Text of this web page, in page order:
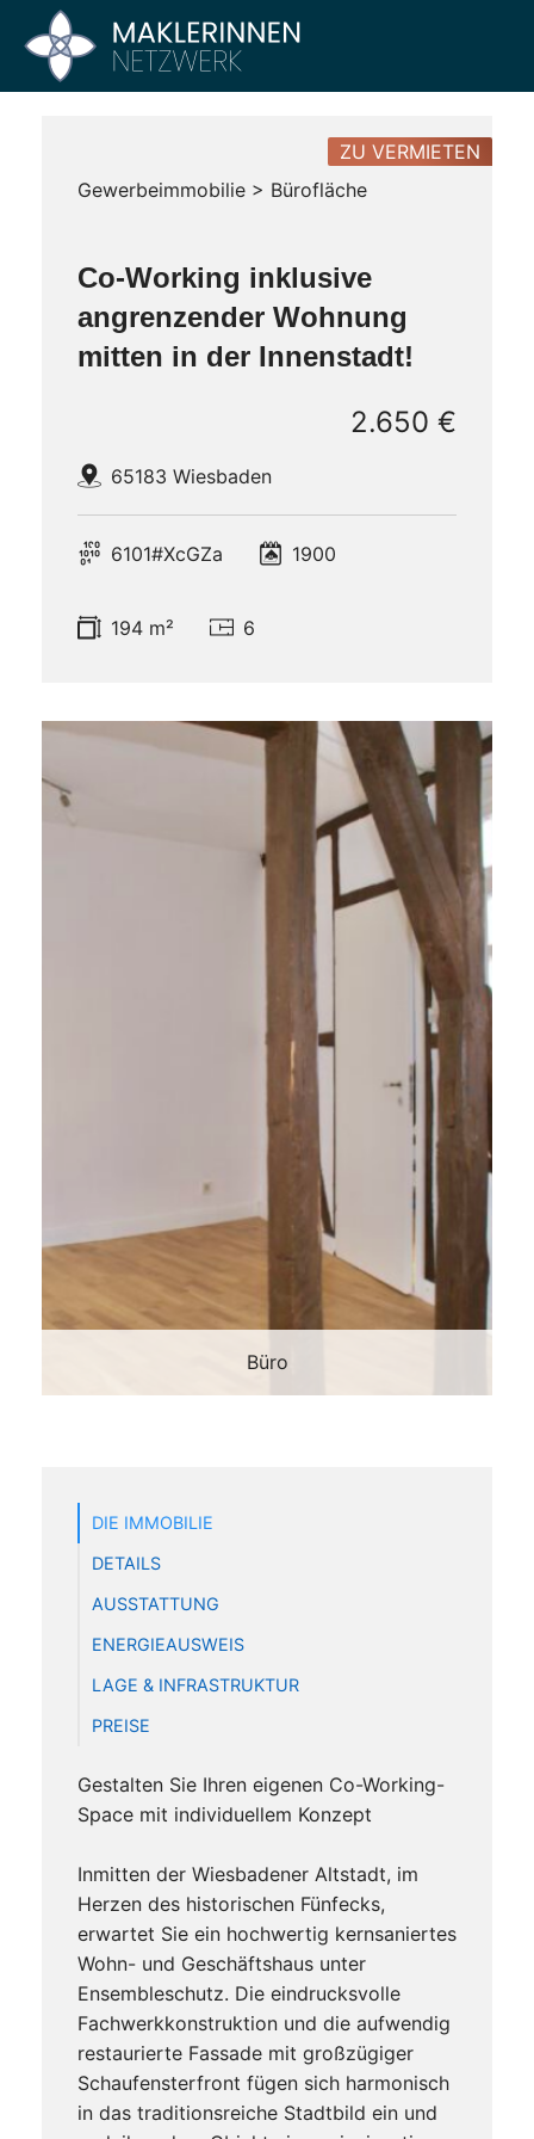
Inhalt
springenMaklerinnen
Vier
Büros
Gewerbeimmobilie > Bürofläche
ZU VERMIETEN
Co-Working inklusive
angrenzender Wohnung
mitten in der Innenstadt!
65183 Wiesbaden
2.650 €
6101#XcGZa 1900
194 m² 6
Büro
DIE IMMOBILIE
DETAILS
AUSSTATTUNG
ENERGIEAUSWEIS
LAGE & INFRASTRUKTUR
PREISE
Gestalten Sie Ihren eigenen Co-Working-
Space mit individuellem Konzept
Inmitten der Wiesbadener Altstadt, im
Herzen des historischen Fünfecks,
erwartet Sie ein hochwertig kernsaniertes
Wohn- und Geschäftshaus unter
Ensembleschutz. Die eindrucksvolle
Fachwerkkonstruktion und die aufwendig
restaurierte Fassade mit großzügiger
Schaufensterfront fügen sich harmonisch
in das traditionsreiche Stadtbild ein und